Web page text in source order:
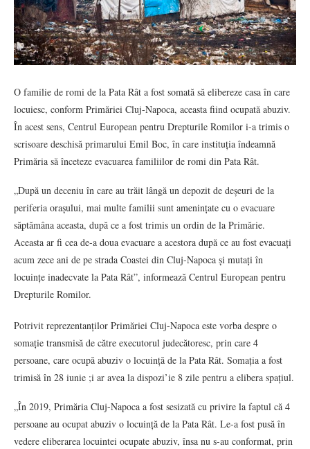
O familie de romi de la Pata Rât a fost somată să elibereze casa în care
locuiesc, conform Primăriei Cluj-Napoca, aceasta fiind ocupată abuziv.
În acest sens, Centrul European pentru Drepturile Romilor i-a trimis o
scrisoare deschisă primarului Emil Boc, în care instituția îndeamnă
Primăria să înceteze evacuarea familiilor de romi din Pata Rât.
„După un deceniu în care au trăit lângă un depozit de deșeuri de la
periferia orașului, mai multe familii sunt amenințate cu o evacuare
săptămâna aceasta, după ce a fost trimis un ordin de la Primărie.
Aceasta ar fi cea de-a doua evacuare a acestora după ce au fost evacuați
acum zece ani de pe strada Coastei din Cluj-Napoca și mutați în
locuințe inadecvate la Pata Rât”, informează Centrul European pentru
Drepturile Romilor.
Potrivit reprezentanților Primăriei Cluj-Napoca este vorba despre o
somație transmisă de către executorul judecătoresc, prin care 4
persoane, care ocupă abuziv o locuință de la Pata Rât. Somația a fost
trimisă în 28 iunie ;i ar avea la dispozi’ie 8 zile pentru a elibera spațiul.
„În 2019, Primăria Cluj-Napoca a fost sesizată cu privire la faptul că 4
persoane au ocupat abuziv o locuință de la Pata Rât. Le-a fost pusă în
vedere eliberarea locuintei ocupate abuziv, însa nu s-au conformat, prin